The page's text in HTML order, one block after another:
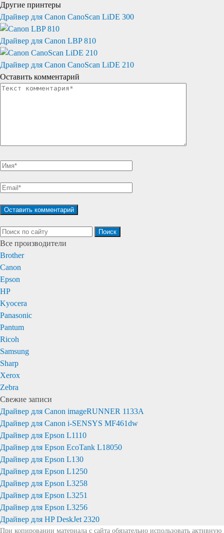
Другие принтеры
Драйвер для Canon CanoScan LiDE 300
Драйвер для Canon LBP 810
Драйвер для Canon CanoScan LiDE 210
Оставить комментарий
Поиск
Все производители
Brother
Canon
Epson
HP
Kyocera
Panasonic
Pantum
Ricoh
Samsung
Sharp
Xerox
Zebra
Свежие записи
Драйвер для Canon imageRUNNER 1133A
Драйвер для Canon i-SENSYS MF461dw
Драйвер для Epson L1110
Драйвер для Epson EcoTank L18050
Драйвер для Epson L130
Драйвер для Epson L1250
Драйвер для Epson L3258
Драйвер для Epson L3251
Драйвер для Epson L3256
Драйвер для HP DeskJet 2320
При копировании материала с сайта обязательно использовать активную